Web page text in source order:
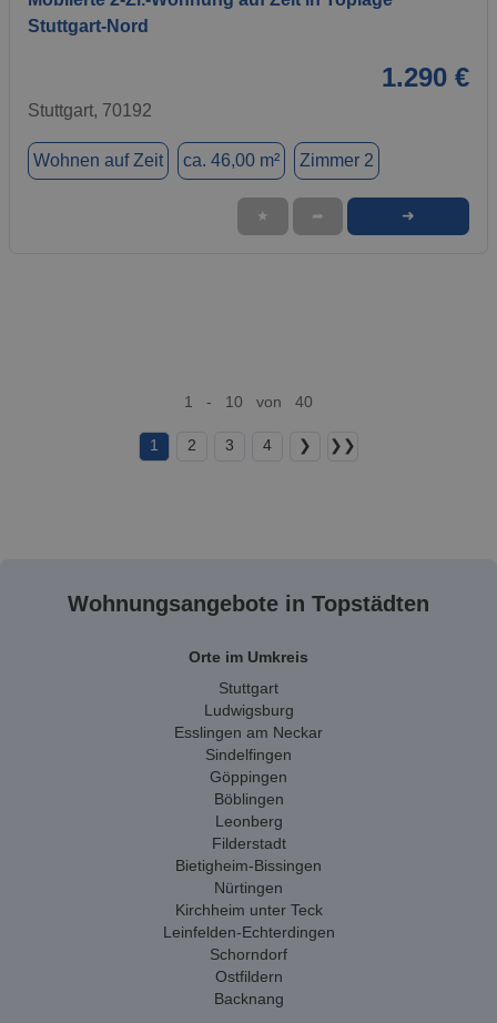
Stuttgart‑Nord
1.290 €
Stuttgart, 70192
Wohnen auf Zeit ca. 46,00 m² Zimmer 2
★ ➦ ➜
1 - 10 von 40
1 2 3 4 ❯ ❯❯
Wohnungsangebote in Topstädten
Orte im Umkreis
Stuttgart
Ludwigsburg
Esslingen am Neckar
Sindelfingen
Göppingen
Böblingen
Leonberg
Filderstadt
Bietigheim-Bissingen
Nürtingen
Kirchheim unter Teck
Leinfelden-Echterdingen
Schorndorf
Ostfildern
Backnang